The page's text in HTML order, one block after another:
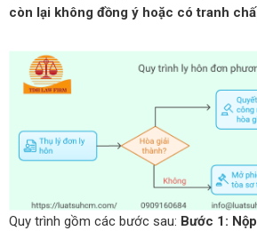
còn lại không đồng ý hoặc có tranh
Quy trình gồm các bước sau: Bước 1: